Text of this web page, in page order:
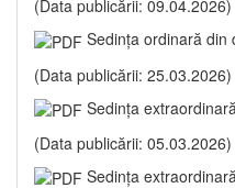
(Data publicării: 09.04.2026)
Sedinţa ordinară din
(Data publicării: 25.03.2026)
Sedinţa
(Data publicării: 05.03.2026)
Sedinţa